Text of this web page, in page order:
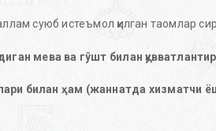
суюб истеъмол қилган таомлар
мева ва гўшт билан
билан ҳам (жаннатда хизматчи